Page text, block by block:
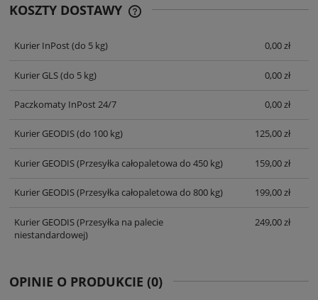
KOSZTY DOSTAWY
Kurier InPost(do 5 kg) 0,00 zł
Kurier GLS(do 5 kg) 0,00 zł
Paczkomaty InPost 24/7 0,00 zł
Kurier GEODIS(do 100 kg) 125,00 zł
Kurier GEODIS(Przesyłka całopaletowa do 450 kg) 159,00 zł
Kurier GEODIS(Przesyłka całopaletowa do 800 kg) 199,00 zł
Kurier GEODIS(Przesyłka na palecie
niestandardowej)
249,00 zł
OPINIE O PRODUKCIE (0)